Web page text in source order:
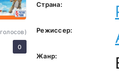
голосов)
0
Страна:
Режиссер:
Жанр: